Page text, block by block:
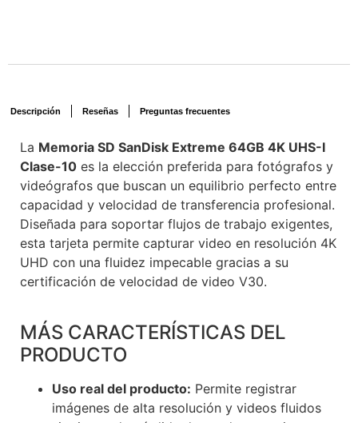
Descripción Reseñas Preguntas frecuentes
La Memoria SD SanDisk Extreme 64GB 4K UHS-I
Clase-10 es la elección preferida para fotógrafos y
videógrafos que buscan un equilibrio perfecto entre
capacidad y velocidad de transferencia profesional.
Diseñada para soportar flujos de trabajo exigentes,
esta tarjeta permite capturar video en resolución 4K
UHD con una fluidez impecable gracias a su
certificación de velocidad de video V30.
MÁS CARACTERÍSTICAS DEL
PRODUCTO
Uso real del producto: Permite registrar
imágenes de alta resolución y videos fluidos